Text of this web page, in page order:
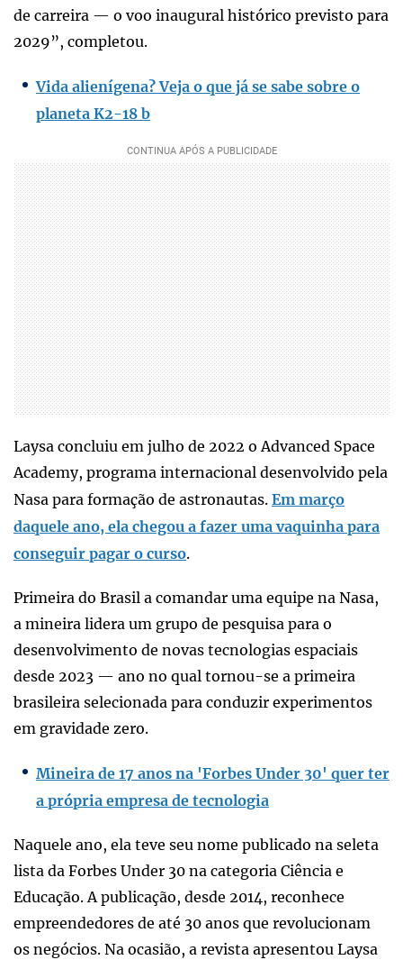
de carreira — o voo inaugural histórico previsto para
2029”, completou.
Vida alienígena? Veja o que já se sabe sobre o
planeta K2-18 b
Laysa concluiu em julho de 2022 o Advanced Space
Academy, programa internacional desenvolvido pela
Nasa para formação de astronautas. Em março
daquele ano, ela chegou a fazer uma vaquinha para
conseguir pagar o curso.
Primeira do Brasil a comandar uma equipe na Nasa,
a mineira lidera um grupo de pesquisa para o
desenvolvimento de novas tecnologias espaciais
desde 2023 — ano no qual tornou-se a primeira
brasileira selecionada para conduzir experimentos
em gravidade zero.
Mineira de 17 anos na 'Forbes Under 30' quer ter
a própria empresa de tecnologia
Naquele ano, ela teve seu nome publicado na seleta
lista da Forbes Under 30 na categoria Ciência e
Educação. A publicação, desde 2014, reconhece
empreendedores de até 30 anos que revolucionam
os negócios. Na ocasião, a revista apresentou Laysa